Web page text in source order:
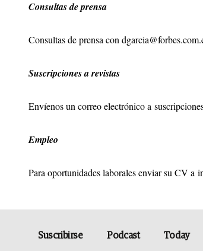
Consultas de prensa
Consultas de prensa con
Suscripciones a revistas
Envíenos un correo electrónico a
Empleo
Para oportunidades laborales enviar su CV a
Suscribirse Podcast Today